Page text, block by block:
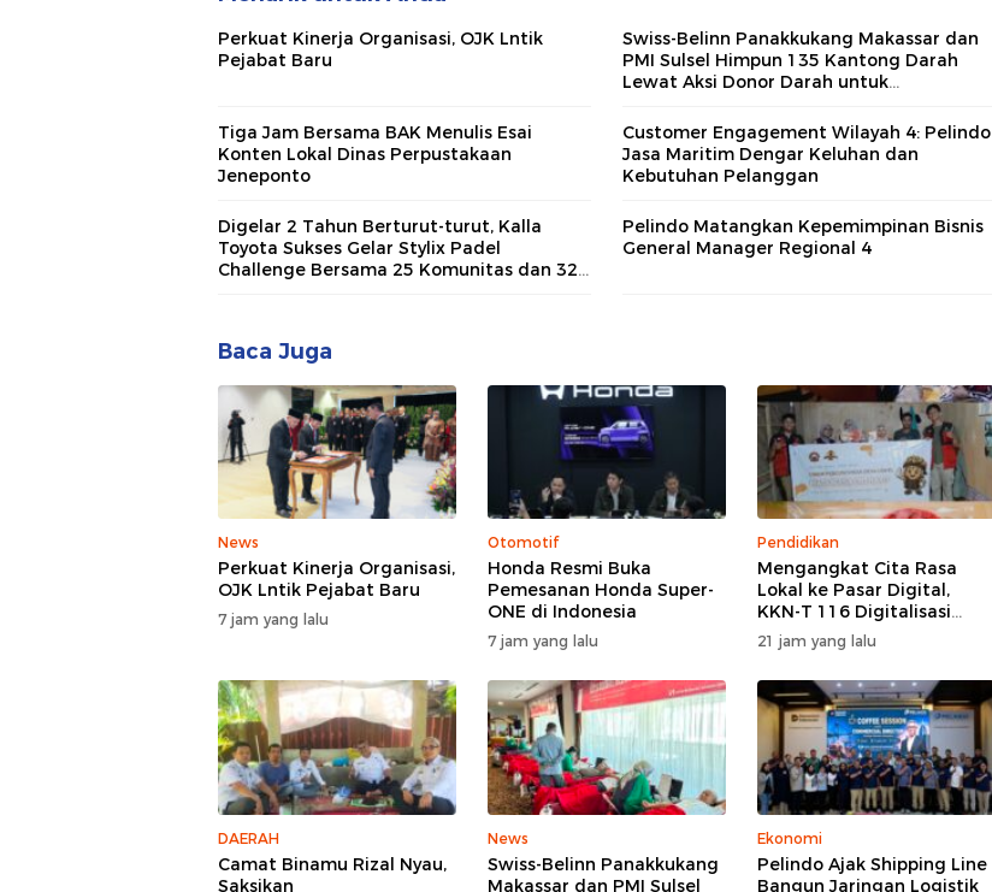
Perkuat Kinerja Organisasi, OJK Lntik
Pejabat Baru
Swiss-Belinn Panakkukang Makassar dan
PMI Sulsel Himpun 135 Kantong Darah
Lewat Aksi Donor Darah untuk
Tiga Jam Bersama BAK Menulis Esai
Konten Lokal Dinas Perpustakaan
Jeneponto
Customer Engagement Wilayah 4: Pelindo
Jasa Maritim Dengar Keluhan dan
Kebutuhan Pelanggan
Digelar 2 Tahun Berturut-turut, Kalla
Toyota Sukses Gelar Stylix Padel
Challenge Bersama 25 Komunitas dan 32
Pelindo Matangkan Kepemimpinan Bisnis
General Manager Regional 4
Baca Juga
News
Perkuat Kinerja Organisasi,
OJK Lntik Pejabat Baru
7 jam yang lalu
Otomotif
Honda Resmi Buka
Pemesanan Honda Super-
ONE di Indonesia
7 jam yang lalu
Pendidikan
Mengangkat Cita Rasa
Lokal ke Pasar Digital,
KKN-T 116 Digitalisasi
Desa UNHAS Ciptakan
UMKM Percontohan Desa
Lentu
21 jam yang lalu
DAERAH
Camat Binamu Rizal Nyau,
Saksikan
News
Swiss-Belinn Panakkukang
Makassar dan PMI Sulsel
Ekonomi
Pelindo Ajak Shipping Line
Bangun Jaringan Logistik